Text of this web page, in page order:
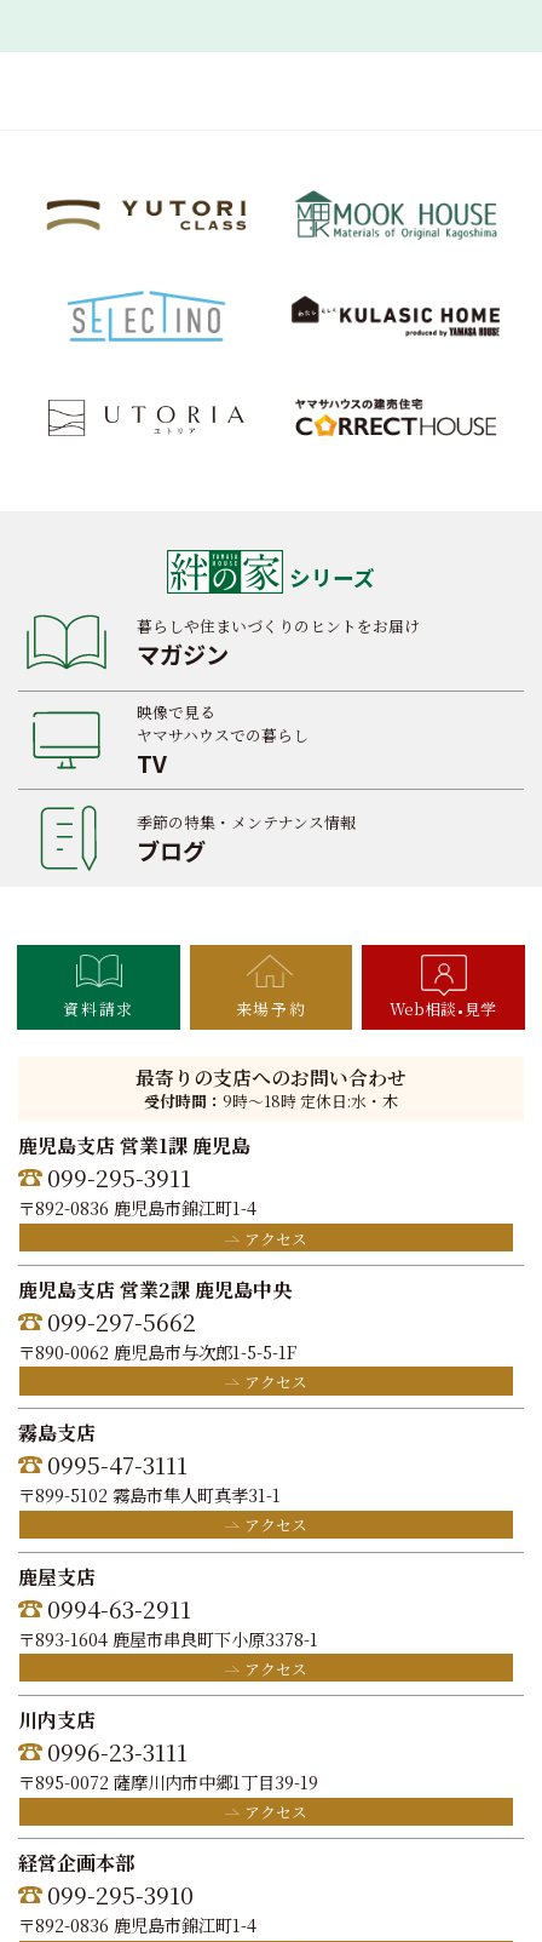
シリーズ
暮らしや住まいづくりのヒントをお届け
マガジン
映像で見る
ヤマサハウスでの暮らし
TV
季節の特集・メンテナンス情報
ブログ
資料請求 来場予約 Web相談 見学
最寄りの支店へのお問い合わせ
受付時間： 9時〜18時 定休日:水・木
鹿児島支店 営業1課 鹿児島
099-295-3911
〒892-0836 鹿児島市錦江町1-4
アクセス
鹿児島支店 営業2課 鹿児島中央
099-297-5662
〒890-0062 鹿児島市与次郎1-5-5-1F
アクセス
霧島支店
0995-47-3111
〒899-5102 霧島市隼人町真孝31-1
アクセス
鹿屋支店
0994-63-2911
〒893-1604 鹿屋市串良町下小原3378-1
アクセス
川内支店
0996-23-3111
〒895-0072 薩摩川内市中郷1丁目39-19
アクセス
経営企画本部
099-295-3910
〒892-0836 鹿児島市錦江町1-4